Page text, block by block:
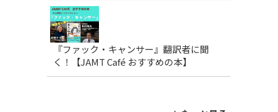
『ファック・キャンサー』翻訳者に聞
く！【JAMT Café おすすめの本】